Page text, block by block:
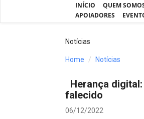
INÍCIO QUEM
APOIADORES
Processos - IBDFAM
Notícias
Home Notícias
Herança
falecido
06/12/2022